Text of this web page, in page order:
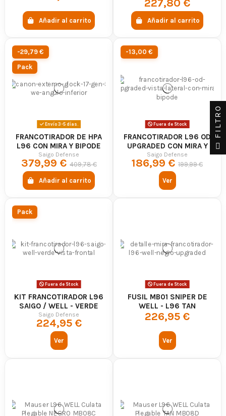
Añadir al carrito
227,80 €
Añadir al carrito
-29,79 €
Pack
Envío 3-5 días.
FRANCOTIRADOR DE HPA
L96 CON MIRA Y BIPODE
Saigo Defense
379,99 € 409,78 €
Añadir al carrito
-13,00 €
Fuera de Stock
FRANCOTIRADOR L96 OD
UPGRADED CON MIRA Y
BIPODE - SAIGO
Saigo Defense
186,99 € 199,99 €
Ver
Pack
Fuera de Stock
KIT FRANCOTIRADOR L96
SAIGO / WELL - VERDE
Saigo Defense
224,95 €
Ver
Fuera de Stock
FUSIL MB01 SNIPER DE
WELL - L96 TAN
UPGRADEADO
226,95 €
Ver
FILTRO